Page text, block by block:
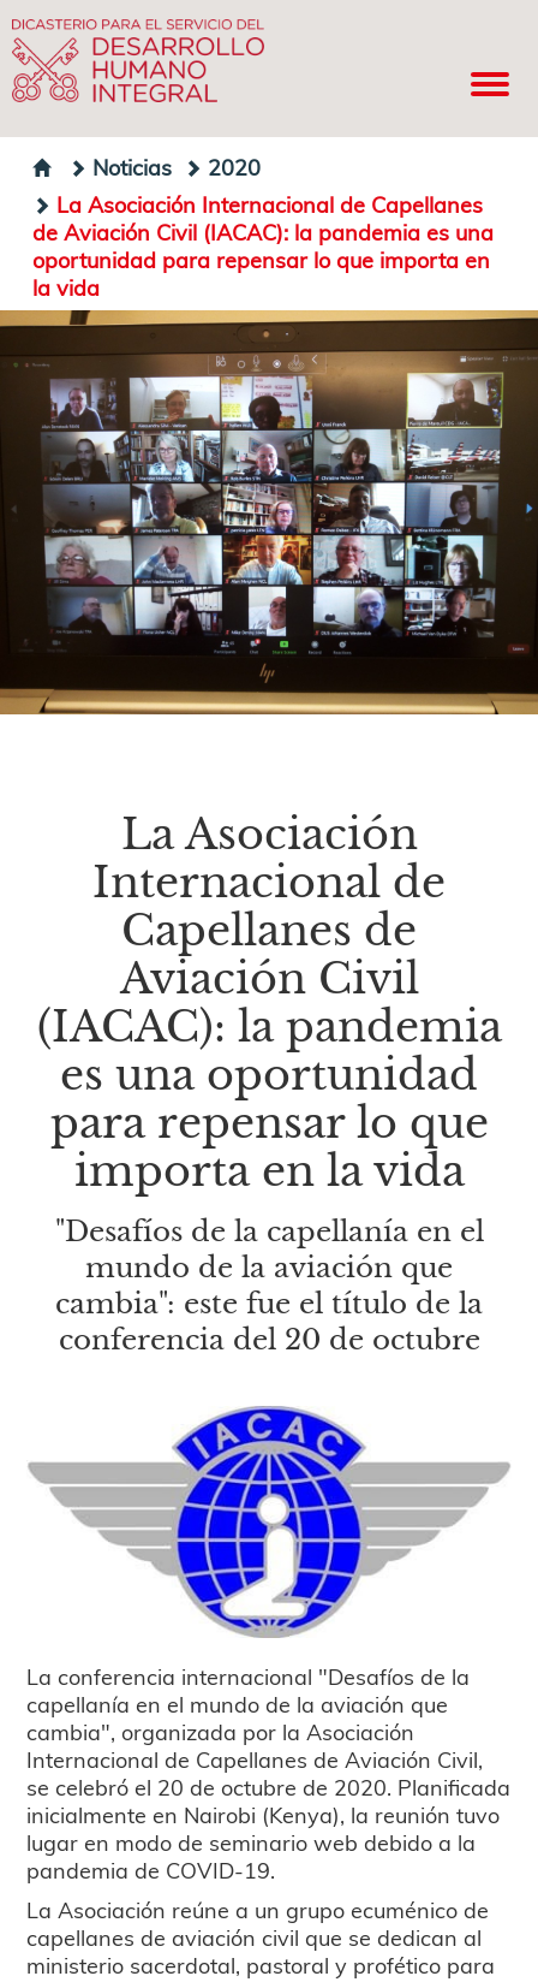
Noticias
2020
La Asociación Internacional de Capellanes
de Aviación Civil (IACAC): la pandemia es una
oportunidad para repensar lo que importa en
la vida
La Asociación
Internacional de
Capellanes de
Aviación Civil
(IACAC): la pandemia
es una oportunidad
para repensar lo que
importa en la vida
"Desafíos de la capellanía en el
mundo de la aviación que
cambia": este fue el título de la
conferencia del 20 de octubre
La conferencia internacional "Desafíos de la
capellanía en el mundo de la aviación que
cambia", organizada por la Asociación
Internacional de Capellanes de Aviación Civil,
se celebró el 20 de octubre de 2020. Planificada
inicialmente en Nairobi (Kenya), la reunión tuvo
lugar en modo de seminario web debido a la
pandemia de COVID-19.
La Asociación reúne a un grupo ecuménico de
capellanes de aviación civil que se dedican al
ministerio sacerdotal, pastoral y profético para